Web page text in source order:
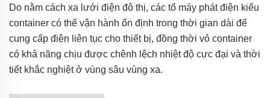
Do nằm cách xa lưới điện đô thị, các tổ máy phát điện kiểu
container có thể vận hành ổn định trong thời gian dài để
cung cấp điện liên tục cho thiết bị, đồng thời vỏ container
có khả năng chịu được chênh lệch nhiệt độ cực đại và thời
tiết khắc nghiệt ở vùng sâu vùng xa.